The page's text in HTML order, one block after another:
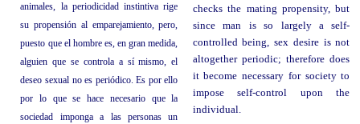
animales, la periodicidad instintiva rige
su propensión al emparejamiento, pero,
puesto que el hombre es, en gran medida,
alguien que se controla a sí mismo, el
deseo sexual no es periódico. Es por ello
por lo que se hace necesario que la
sociedad imponga a las personas un
checks the mating propensity, but
since man is so largely a self-
controlled being, sex desire is not
altogether periodic; therefore does
it become necessary for society to
impose self-control upon the
individual.